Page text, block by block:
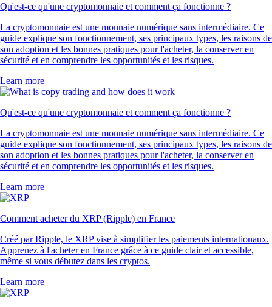
Qu'est-ce qu'une cryptomonnaie et comment ça fonctionne ?
La cryptomonnaie est une monnaie numérique sans intermédiaire. Ce
guide explique son fonctionnement, ses principaux types, les raisons de
son adoption et les bonnes pratiques pour l'acheter, la conserver en
sécurité et en comprendre les opportunités et les risques.
Learn more
Qu'est-ce qu'une cryptomonnaie et comment ça fonctionne ?
La cryptomonnaie est une monnaie numérique sans intermédiaire. Ce
guide explique son fonctionnement, ses principaux types, les raisons de
son adoption et les bonnes pratiques pour l'acheter, la conserver en
sécurité et en comprendre les opportunités et les risques.
Learn more
Comment acheter du XRP (Ripple) en France
Créé par Ripple, le XRP vise à simplifier les paiements internationaux.
Apprenez à l'acheter en France grâce à ce guide clair et accessible,
même si vous débutez dans les cryptos.
Learn more